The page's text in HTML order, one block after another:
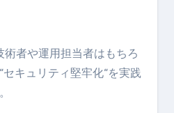
者や運用担当者はもちろ
キュリティ堅牢化“を実践